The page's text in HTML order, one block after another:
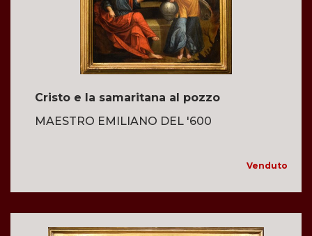
Cristo e la samaritana al pozzo
MAESTRO EMILIANO DEL '600
Venduto